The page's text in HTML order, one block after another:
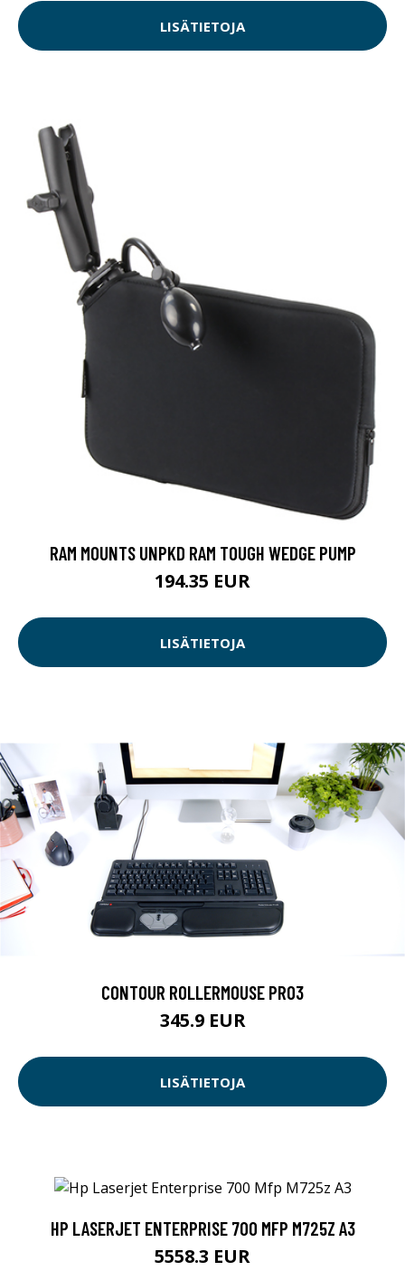
LISÄTIETOJA
RAM MOUNTS UNPKD RAM TOUGH WEDGE PUMP
194.35 EUR
LISÄTIETOJA
CONTOUR ROLLERMOUSE PRO3
345.9 EUR
LISÄTIETOJA
HP LASERJET ENTERPRISE 700 MFP M725Z A3
5558.3 EUR